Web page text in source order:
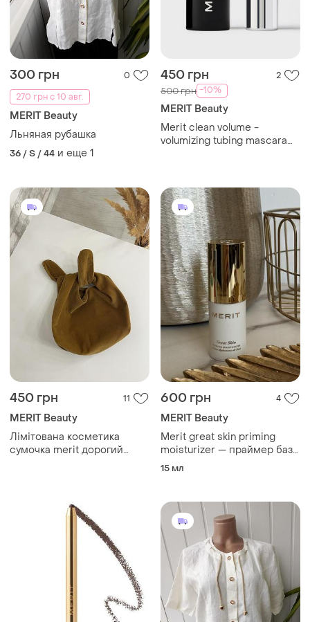
300 грн
0
270 грн с 10 авг.
MERIT Beauty
Льняная рубашка
36 / S / 44 и еще 1
450 грн 2
500 грн -10%
MERIT Beauty
Merit clean volume -
volumizing tubing mascara
450 грн 11
MERIT Beauty
Лімітована косметика
сумочка merit дорогий
600 грн 4
MERIT Beauty
Merit great skin priming
moisturizer — праймер база
праймуючий зволожуючий
15 мл